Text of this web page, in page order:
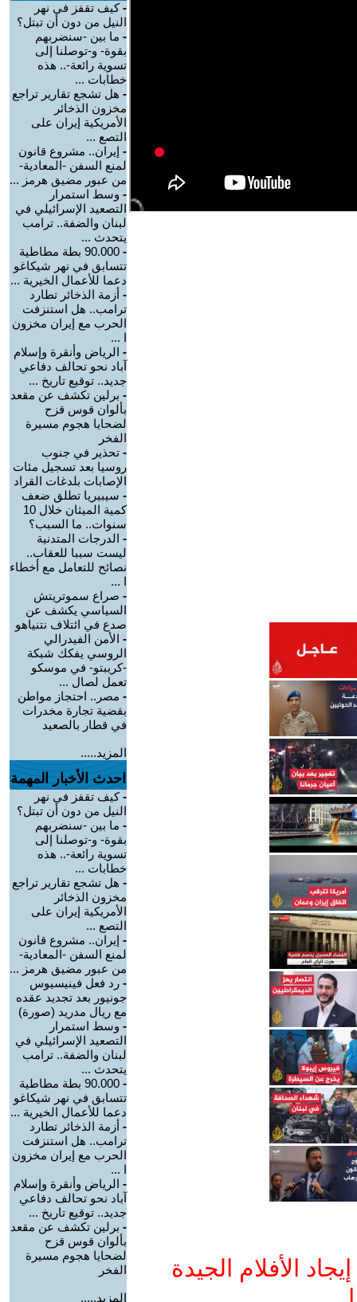
الأفلام الجيدة
-كيف تقفز في نهر
النيل من دون أن تبتل؟
- ما بين -سنضربهم
بقوة- و-توصلنا إلى
تسوية رائعة-.. هذه
خطابات ...
- هل تشجع تقارير تراجع
مخزون الذخائر
الأمريكية إيران على
التصع ...
- إيران.. مشروع قانون
لمنع السفن -المعادية-
من عبور مضيق هرمز ...
- وسط استمرار
التصعيد الإسرائيلي في
لبنان والضفة.. ترامب
يتحدث ...
-
90.000 بطة مطاطية
تتسابق في نهر شيكاغو
دعما للأعمال الخيرية ...
- أزمة الذخائر تطارد
ترامب.. هل استنزفت
الحرب مع إيران مخزون
ا ...
- الرياض وأنقرة وإسلام
آباد نحو تحالف دفاعي
جديد.. توقيع تاريخ ...
- برلين تكشف عن مقعد
بألوان قوس قزح
لضحايا هجوم مسيرة
الفخر
- تحذير في جنوب
روسيا بعد تسجيل مئات
الإصابات بلدغات القراد
- سيبيريا تطلق ضعف
كمية الميثان خلال 10
سنوات.. ما السبب؟
- الدرجات المتدنية
ليست سببا للعقاب..
نصائح للتعامل مع أخطاء
ا ...
- صراع سموتريتش
السياسي يكشف عن
صدع في ائتلاف نتنياهو
- الأمن الفيدرالي
الروسي يفكك شبكة
-كريبتو- في موسكو
تعمل لصال ...
- مصر.. احتجاز مواطن
بقضية تجارة مخدرات
في قطار بالصعيد
المزيد.....
احدث الأخبار المهمة
-كيف تقفز في نهر
النيل من دون أن تبتل؟
- ما بين -سنضربهم
بقوة- و-توصلنا إلى
تسوية رائعة-.. هذه
خطابات ...
- هل تشجع تقارير تراجع
مخزون الذخائر
الأمريكية إيران على
التصع ...
- إيران.. مشروع قانون
لمنع السفن -المعادية-
من عبور مضيق هرمز ...
- رد فعل فينيسيوس
جونيور بعد تجديد عقده
مع ريال مدريد (صورة)
- وسط استمرار
التصعيد الإسرائيلي في
لبنان والضفة.. ترامب
يتحدث ...
-
90.000 بطة مطاطية
تتسابق في نهر شيكاغو
دعما للأعمال الخيرية ...
- أزمة الذخائر تطارد
ترامب.. هل استنزفت
الحرب مع إيران مخزون
ا ...
- الرياض وأنقرة وإسلام
آباد نحو تحالف دفاعي
جديد.. توقيع تاريخ ...
- برلين تكشف عن مقعد
بألوان قوس قزح
لضحايا هجوم مسيرة
الفخر
المزيد.....